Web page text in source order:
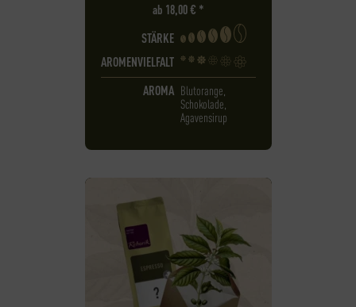
ab 18,00€ *
STÄRKE
AROMENVIELFALT
AROMA Blutorange,
Schokolade,
Agavensirup